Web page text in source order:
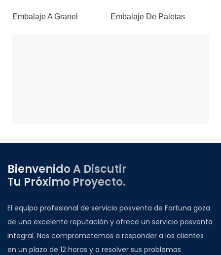
Embalaje A Granel Embalaje De Paletas
Bienvenido A Discutir
Tu Próximo Proyecto.
El equipo profesional de servicio posventa de Fortuna goza
de una excelente reputación y ofrece un servicio posventa
integral. Nos comprometemos a responder a los clientes
en un plazo de 12 horas y a resolver sus problemas